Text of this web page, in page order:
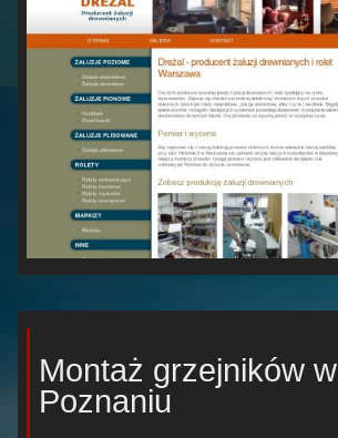
Montaż grzejników w
Poznaniu